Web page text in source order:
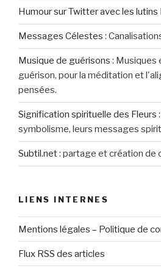
Humour sur Twitter avec les lutins
Messages Célestes :
Musique de guérisons : Musiques
guérison, pour la méditation et
pensées.
Signification spirituelle des Fleurs :
symbolisme, leurs messages
Subtil.net: partage et création de
LIENS INTERNES
Mentions légales – Politique de
Flux RSS des articles